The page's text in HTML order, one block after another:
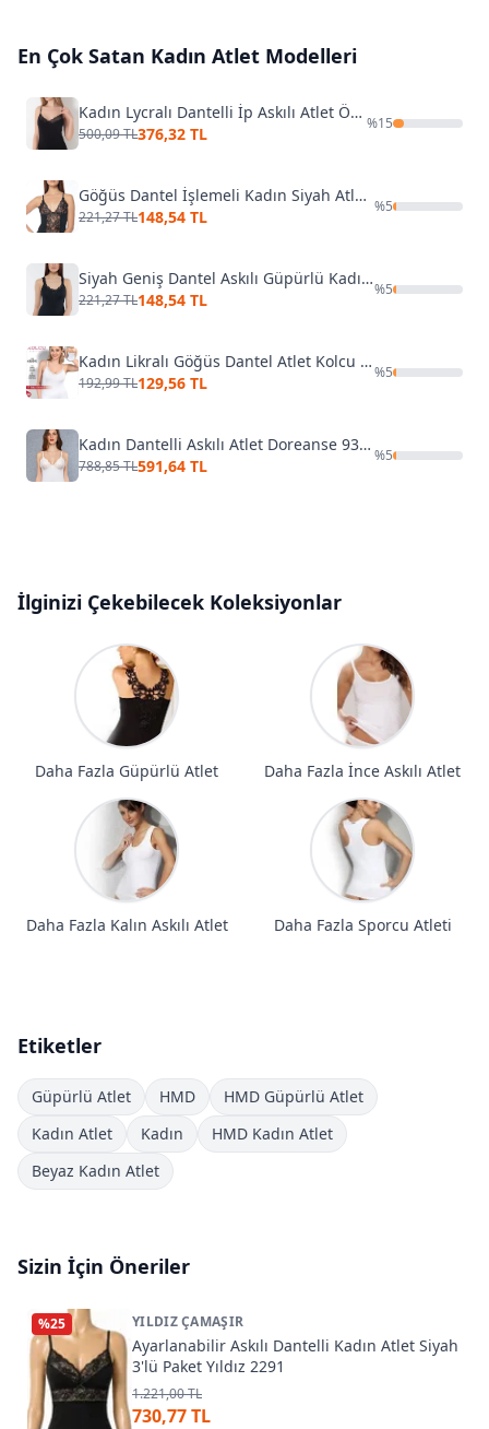
En Çok Satan Kadın Atlet Modelleri
Kadın Lycralı Dantelli İp Askılı Atlet Öztaş 20002-A
500,09 TL376,32 TL
%15
Göğüs Dantel İşlemeli Kadın Siyah Atlet KB2581
221,27 TL148,54 TL
%5
Siyah Geniş Dantel Askılı Güpürlü Kadın Atlet Kolcu KB2591
221,27 TL148,54 TL
%5
Kadın Likralı Göğüs Dantel Atlet Kolcu 2596
192,99 TL129,56 TL
%5
Kadın Dantelli Askılı Atlet Doreanse 9382
788,85 TL591,64 TL
%5
İlginizi Çekebilecek Koleksiyonlar
Daha Fazla Güpürlü Atlet Daha Fazla İnce Askılı Atlet
Daha Fazla Kalın Askılı Atlet Daha Fazla Sporcu Atleti
Etiketler
Güpürlü Atlet HMD
HMD Güpürlü Atlet
Kadın Atlet
Kadın
HMD Kadın Atlet
Beyaz Kadın Atlet
Sizin İçin Öneriler
%25 YILDIZ ÇAMAŞIR
Ayarlanabilir Askılı Dantelli Kadın Atlet Siyah
3'lü Paket Yıldız 2291
1.221,00 TL
730,77 TL